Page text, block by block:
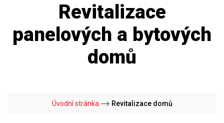
Revitalizace
panelových a bytových
domů
Úvodní stránka ⟶ Revitalizace domů